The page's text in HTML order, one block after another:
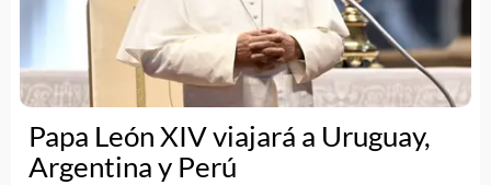
Papa León XIV viajará a Uruguay,
Argentina y Perú